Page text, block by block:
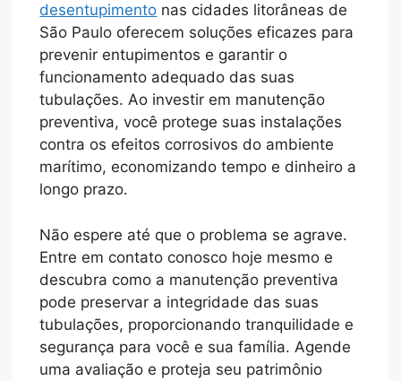
desentupimento nas cidades litorâneas de
São Paulo oferecem soluções eficazes para
prevenir entupimentos e garantir o
funcionamento adequado das suas
tubulações. Ao investir em manutenção
preventiva, você protege suas instalações
contra os efeitos corrosivos do ambiente
marítimo, economizando tempo e dinheiro a
longo prazo.
Não espere até que o problema se agrave.
Entre em contato conosco hoje mesmo e
descubra como a manutenção preventiva
pode preservar a integridade das suas
tubulações, proporcionando tranquilidade e
segurança para você e sua família. Agende
uma avaliação e proteja seu patrimônio